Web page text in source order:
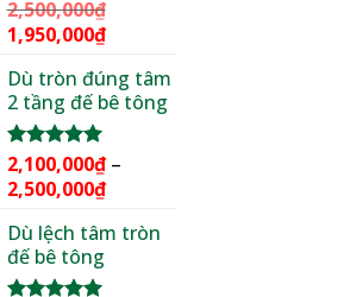
Được xếp
hạng5.00
5 sao
2,500,000₫
Giá
là:
2,500,000₫.
1,950,000₫Giá
tại
là:
Dù tròn đúng tâm
2 tầng đế bê tông
Được xếp
hạng5.00
5 sao
2,100,000₫ –
2,500,000₫Khoảng
từ
Dù lệch tâm tròn
đế bê tông